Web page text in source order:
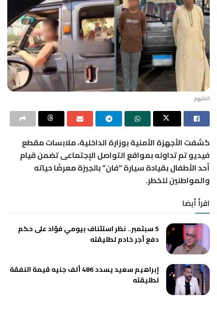
المتهم
كشفت الأجهزة الأمنية بوزارة الداخلية، ملابسات مقطع
فيديو تم تداوله بمواقع التواصل الإجتماعى تضمن قيام
أحد الأطفال بقيادة سيارة “فان” بالجيزة معرضًا حياته
والمواطنين للخطر.
اقرأ أيضا
5 سبتمبر.. نظر استئناف بيومي فؤاد على حكم
دفع أجر خادم لطليقته
إبراهيم سعيد يسدد 486 ألف جنيه قيمة النفقة
لطليقته